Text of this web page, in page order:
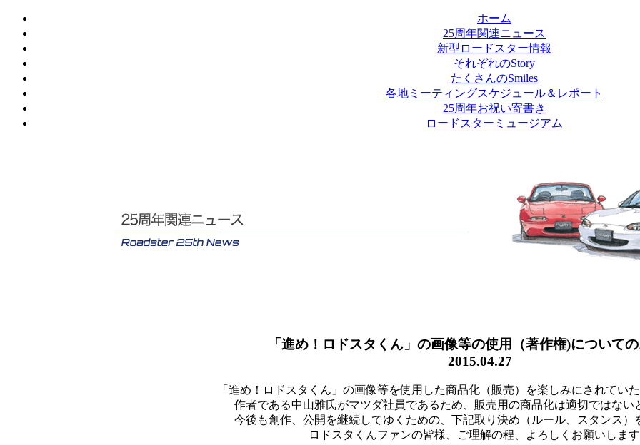
ホーム
25周年関連ニュース
新型ロードスター情報
それぞれのStory
たくさんのSmiles
各地ミーティングスケジュール＆レポート
25周年お祝い寄書き
ロードスターミュージアム
「進め！ロドスタくん」の画像等の使用（著作権)について
2015.04.27
「進め！ロドスタくん」の画像等を使用した商品化（販売）を楽しみにされてい
作者である中山雅氏がマツダ社員であるため、販売用の商品化は適切ではない
今後も創作、公開を継続してゆくための、下記取り決め（ルール、スタンス）
ロドスタくんファンの皆様、ご理解の程、よろしくお願いしま